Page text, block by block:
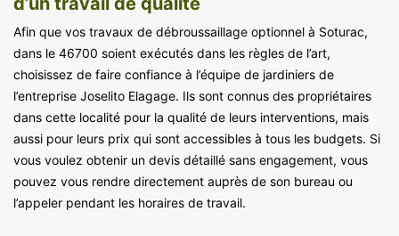
Afin que vos travaux de débroussaillage optionnel à Soturac,
dans le 46700 soient exécutés dans les règles de l’art,
choisissez de faire confiance à l’équipe de jardiniers de
l’entreprise Joselito Elagage. Ils sont connus des propriétaires
dans cette localité pour la qualité de leurs interventions, mais
aussi pour leurs prix qui sont accessibles à tous les budgets. Si
vous voulez obtenir un devis détaillé sans engagement, vous
pouvez vous rendre directement auprès de son bureau ou
l’appeler pendant les horaires de travail.